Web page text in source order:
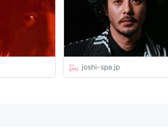
joshi-spa.jp